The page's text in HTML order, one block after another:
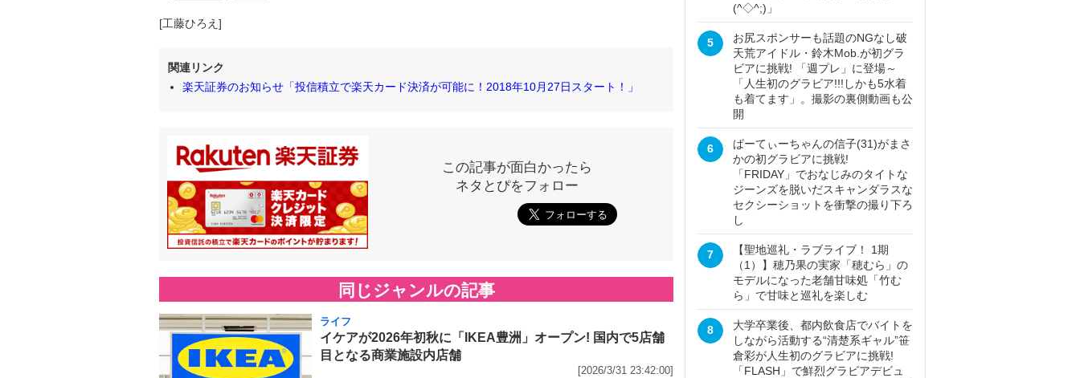
[工藤ひろえ]
関連リンク
楽天証券のお知らせ「投信積立で楽天カード決済が可能に！2018年10月27日スタート！」
この記事が面白かったら
ネタとぴをフォロー
同じジャンルの記事
ライフ
イケアが2026年初秋に「IKEA豊洲」オープン! 国内で5店舗
目となる商業施設内店舗
[2026/3/31 23:42:00]
(^◇^;)」
5
お尻スポンサーも話題のNGなし破
天荒アイドル・鈴木Mob.が初グラ
ビアに挑戦! 「週プレ」に登場～
「人生初のグラビア!!!しかも5水着
も着てます」。撮影の裏側動画も公
開
6
ぱーてぃーちゃんの信子(31)がまさ
かの初グラビアに挑戦!
「FRIDAY」でおなじみのタイトな
ジーンズを脱いだスキャンダラスな
セクシーショットを衝撃の撮り下ろ
し
7
【聖地巡礼・ラブライブ！ 1期
（1）】穂乃果の実家「穂むら」の
モデルになった老舗甘味処「竹む
ら」で甘味と巡礼を楽しむ
8
大学卒業後、都内飲食店でバイトを
しながら活動する“清楚系ギャル”笹
倉彩が人生初のグラビアに挑戦!
「FLASH」で鮮烈グラビアデビュ